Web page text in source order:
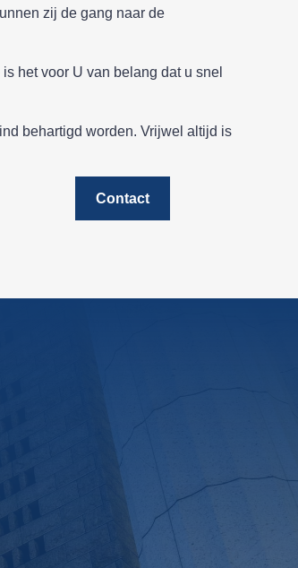
zij de gang naar de
het voor U van belang dat u snel
behartigd worden. Vrijwel altijd is
Contact